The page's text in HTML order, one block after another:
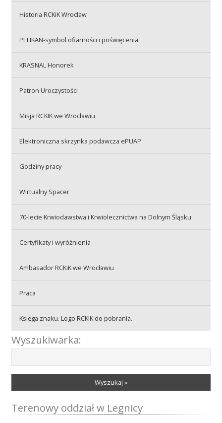
Praca
BIP
RODO
Historia RCKiK Wrocław
PELIKAN-symbol ofiarności i poświęcenia
KRASNAL Honorek
Patron Uroczystości
Misja RCKIK we Wrocławiu
Elektroniczna skrzynka podawcza ePUAP
Godziny pracy
Wirtualny Spacer
70-lecie Krwiodawstwa i Krwiolecznictwa na Dolnym Śląsku
Certyfikaty i wyróżnienia
Ambasador RCKiK we Wrocławiu
Praca
Praca
Księga znaku. Logo RCKIK do pobrania.
Wyszukiwarka:
Wyszukaj »
Terenowy oddział w Legnicy